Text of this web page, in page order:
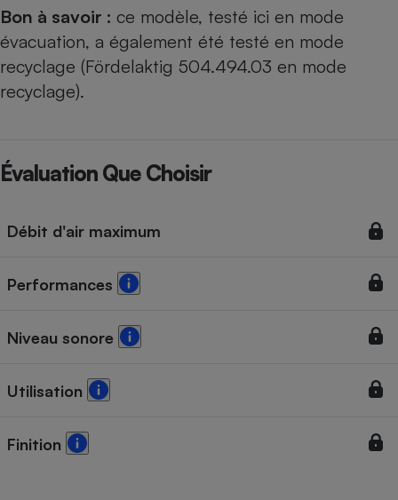
Bon à savoir : ce modèle, testé ici en mode
évacuation, a également été testé en mode
recyclage (Fördelaktig 504.494.03 en mode
recyclage).
Évaluation Que Choisir
Débit d'air maximum
Performances
Niveau sonore
Utilisation
Finition